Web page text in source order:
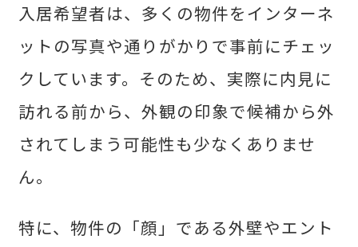
入居希望者は、多くの物件をインターネ
ットの写真や通りがかりで事前にチェッ
クしています。そのため、実際に内見に
訪れる前から、外観の印象で候補から外
されてしまう可能性も少なくありませ
ん。
特に、物件の「顔」である外壁やエント